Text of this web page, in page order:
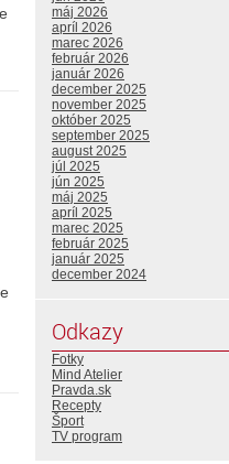
máj 2026
apríl 2026
marec 2026
február 2026
január 2026
december 2025
november 2025
október 2025
september 2025
august 2025
júl 2025
jún 2025
máj 2025
apríl 2025
marec 2025
február 2025
január 2025
december 2024
Odkazy
Fotky
Mind Atelier
Pravda.sk
Recepty
Šport
TV program